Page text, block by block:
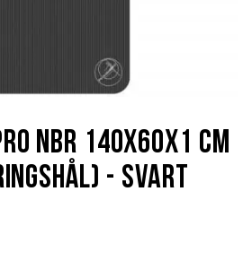
NBR 140x60x1 cm
- Svart